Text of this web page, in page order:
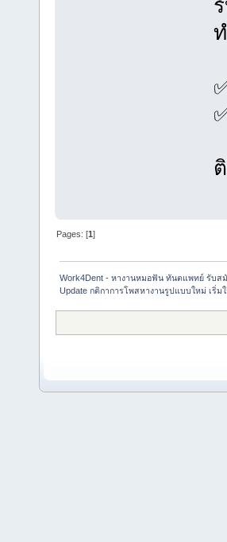
Pages: [1]
Work4Dent - หางานหมอฟัน ทันตแพทย์ รับส
Update กติกาการโพสหางานรูปแบบใหม่ เริ่ม